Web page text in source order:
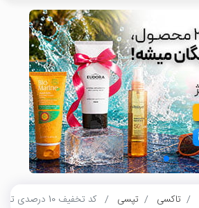
تاکسی تپسی کد تخفیف 10 درصدی تپسی